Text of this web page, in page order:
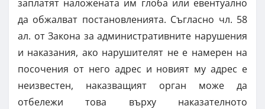
заплатят наложената им глоба или евентуално
да обжалват постановленията. Съгласно чл. 58
ал. от Закона за административните нарушения
и наказания, ако нарушителят не е намерен на
посочения от него адрес и новият му адрес е
неизвестен, наказващият орган може да
отбележи това върху наказателното